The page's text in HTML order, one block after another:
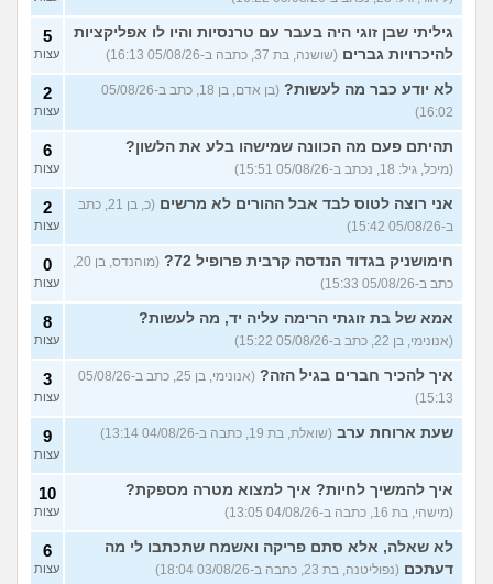
40)
איך להסביר לה שאני רוצה
להיפרד?
(עידן, בן 27)
20
עצות
בעיות ביני לבית הזוג, מה
לעשות?
6
עצות
לא משלמת בדייטים
(אלי, בן
29)
9
עצות
יוצאת איתו היום לדייט ראשון 3
עצות
בטיילת או מועדון?
(רואי, בן
26)
8
עצות
לוקח אותי לדייטים גרועים
האם להמשיך?
(נטע, בת 21)
17
עצות
עוד שאלות חדשות במדור
גיליתי שבן זוגי היה בעבר עם טרנסיות והיו לו אפליקציות
להיכרויות גברים (שושנה, בת 37, כתבה ב-05/08/26 16:13)
5
עצות
לא יודע כבר מה לעשות?
(בן אדם, בן 18, כתב ב-05/08/26
16:02)
2
עצות
תהיתם פעם מה הכוונה שמישהו בלע את הלשון?
(מיכל, גיל: 18, נכתב ב-05/08/26 15:51)
6
עצות
אני רוצה לטוס לבד אבל ההורים לא מרשים
(כ, בן 21, כתב
ב-05/08/26 15:42)
2
עצות
חימושניק בגדוד הנדסה קרבית פרופיל 72?
כתב ב-05/08/26 15:33)
0
עצות
אמא של בת זוגתי הרימה עליה יד, מה לעשות?
(אנונימי, בן 22, כתב ב-05/08/26 15:22)
8
עצות
איך להכיר חברים בגיל הזה?
(אנונימי, בן 25, כתב ב-05/08/26
15:13)
3
עצות
שעת ארוחת ערב (שואלת, בת 19, כתבה ב-04/08/26 13:14) 9
עצות
איך להמשיך לחיות? איך למצוא מטרה מספקת?
(מישהי, בת 16, כתבה ב-04/08/26 13:05)
10
עצות
לא שאלה, אלא סתם פריקה ואשמח שתכתבו לי מה
דעתכם (נפוליטנה, בת 23, כתבה ב-03/08/26 18:04)
6
עצות